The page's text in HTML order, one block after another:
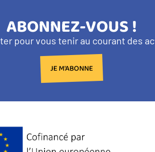
TITRE
BANDEAU
NEWSLETTER
ABONNEZ-VOUS !
pour vous tenir au courant des
JE M'ABONNE